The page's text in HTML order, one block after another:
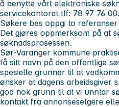
å benytte vårt elektroniske
servicekontoret tlf: 78 97 76 00.
Søkere bes oppgi to
Det gjøres oppmerksom på at
søknadsprosessen.
Sør-Varanger kommune
få sitt navn på den offentlige
spesielle grunner til at
ønsker at dagens arbeidsgiver
god nok grunn til at vi unntar
kontakt fra annonseselgere